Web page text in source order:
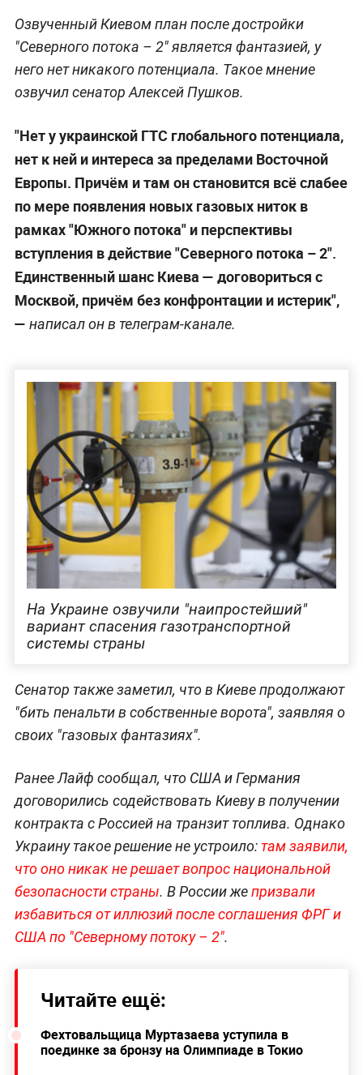
Озвученный Киевом план после достройки
"Северного потока – 2" является фантазией, у
него нет никакого потенциала. Такое мнение
озвучил сенатор Алексей Пушков.
"Нет у украинской ГТС глобального потенциала,
нет к ней и интереса за пределами Восточной
Европы. Причём и там он становится всё слабее
по мере появления новых газовых ниток в
рамках "Южного потока" и перспективы
вступления в действие "Северного потока – 2".
Единственный шанс Киева — договориться с
Москвой, причём без конфронтации и истерик",
— написал он в телеграм-канале.
На Украине озвучили "наипростейший"
вариант спасения газотранспортной
системы страны
Сенатор также заметил, что в Киеве продолжают
"бить пенальти в собственные ворота", заявляя о
своих "газовых фантазиях".
Ранее Лайф сообщал, что США и Германия
договорились содействовать Киеву в получении
контракта с Россией на транзит топлива. Однако
Украину такое решение не устроило:там заявили,
что оно никак не решает вопрос национальной
безопасности страны. В России жепризвали
избавиться от иллюзий после соглашения ФРГ и
США по "Северному потоку – 2".
Читайте ещё:
Фехтовальщица Муртазаева уступила в
поединке за бронзу на Олимпиаде в Токио